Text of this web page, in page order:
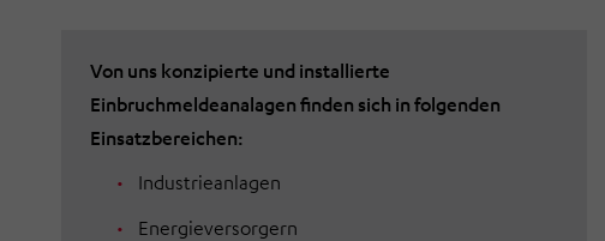
Von uns konzipierte und installierte
Einbruchmeldeanalagen finden sich in folgenden
Einsatzbereichen:
Industrieanlagen
Energieversorgern